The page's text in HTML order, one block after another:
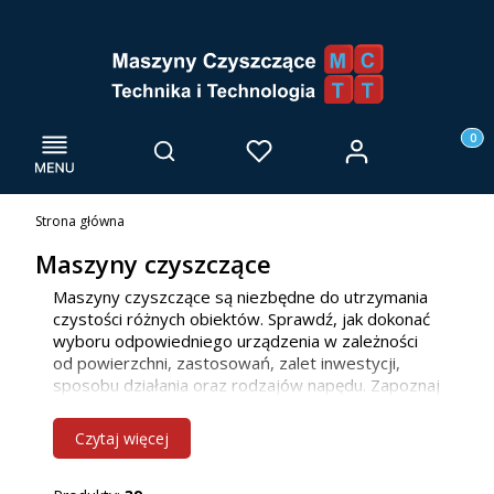
Menu Otwórz wyszukiwarkę
Szukaj Ulubione Zaloguj się
Strona główna
Maszyny czyszczące
Maszyny czyszczące są niezbędne do utrzymania
czystości różnych obiektów. Sprawdź, jak dokonać
wyboru odpowiedniego urządzenia w zależności
od powierzchni, zastosowań, zalet inwestycji,
sposobu działania oraz rodzajów napędu. Zapoznaj
teraz! Jako firma głównie działamy we Wrocławiu i
innych miejscowościach w woj. dolnośląskim, ale
Czytaj więcej